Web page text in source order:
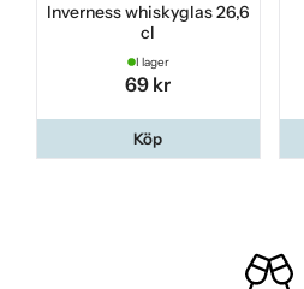
Inverness whiskyglas 26,6
cl
I lager
69 kr
Köp